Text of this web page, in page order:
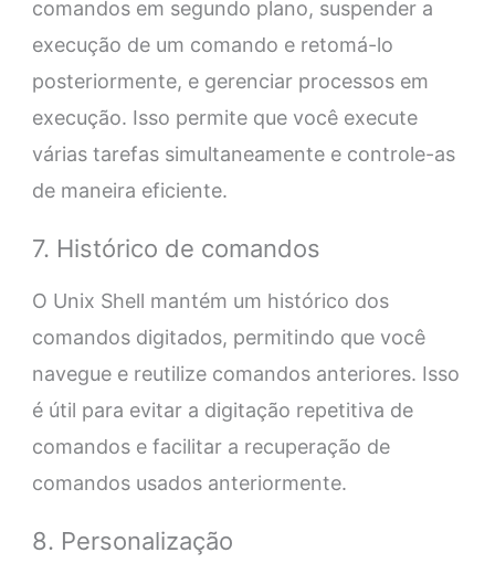
comandos em segundo plano, suspender a
execução de um comando e retomá-lo
posteriormente, e gerenciar processos em
execução. Isso permite que você execute
várias tarefas simultaneamente e controle-as
de maneira eficiente.
7. Histórico de comandos
O Unix Shell mantém um histórico dos
comandos digitados, permitindo que você
navegue e reutilize comandos anteriores. Isso
é útil para evitar a digitação repetitiva de
comandos e facilitar a recuperação de
comandos usados anteriormente.
8. Personalização